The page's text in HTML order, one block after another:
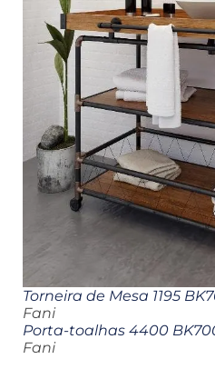
Torneira de Mesa 1195
Fani
Porta-toalhas 4400
Fani